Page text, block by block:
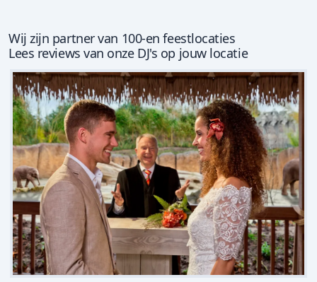
Wij zijn partner van 100-en feestlocaties
Lees reviews van onze DJ's op jouw locatie